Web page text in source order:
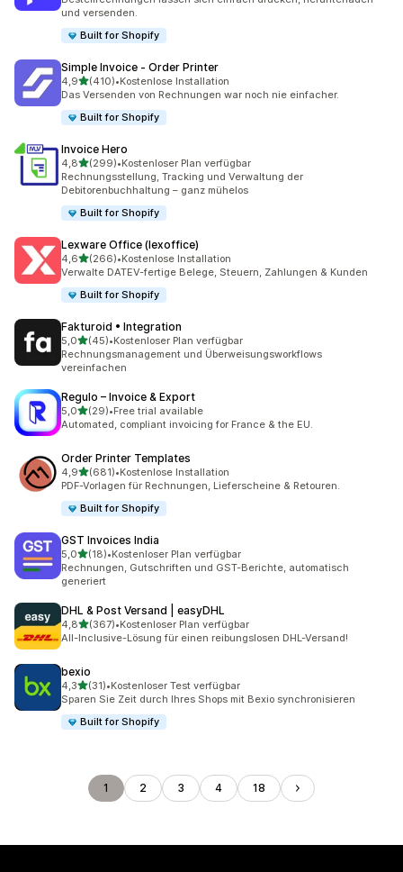
und versenden.
Built for Shopify
Simple Invoice ‑ Order Printer
4,9von 5 Sternen
(410)
410 Rezensionen insgesamt
•Kostenlose Installation
Das Versenden von Rechnungen war noch nie einfacher.
Built for Shopify
Invoice Hero
4,8von 5 Sternen
(299)
299 Rezensionen insgesamt
•Kostenloser Plan verfügbar
Rechnungsstellung, Tracking und Verwaltung der
Debitorenbuchhaltung – ganz mühelos
Built for Shopify
Lexware Office (lexoffice)
4,6von 5 Sternen
(266)
266 Rezensionen insgesamt
•Kostenlose Installation
Verwalte DATEV-fertige Belege, Steuern, Zahlungen & Kunden
Built for Shopify
Fakturoid • Integration
5,0von 5 Sternen
(45)
45 Rezensionen insgesamt
•Kostenloser Plan verfügbar
Rechnungsmanagement und Überweisungsworkflows
vereinfachen
Regulo – Invoice & Export
5,0von 5 Sternen
(29)
29 Rezensionen insgesamt
•Free trial available
Automated, compliant invoicing for France & the EU.
Order Printer Templates
4,9von 5 Sternen
(681)
681 Rezensionen insgesamt
•Kostenlose Installation
PDF-Vorlagen für Rechnungen, Lieferscheine & Retouren.
Built for Shopify
GST Invoices India
5,0von 5 Sternen
(18)
18 Rezensionen insgesamt
•Kostenloser Plan verfügbar
Rechnungen, Gutschriften und GST-Berichte, automatisch
generiert
DHL & Post Versand | easyDHL
4,8von 5 Sternen
(367)
367 Rezensionen insgesamt
•Kostenloser Plan verfügbar
All-Inclusive-Lösung für einen reibungslosen DHL-Versand!
bexio
4,3von 5 Sternen
(31)
31 Rezensionen insgesamt
•Kostenloser Test verfügbar
Sparen Sie Zeit durch Ihres Shops mit Bexio synchronisieren
Built for Shopify
1 2 3 4 18